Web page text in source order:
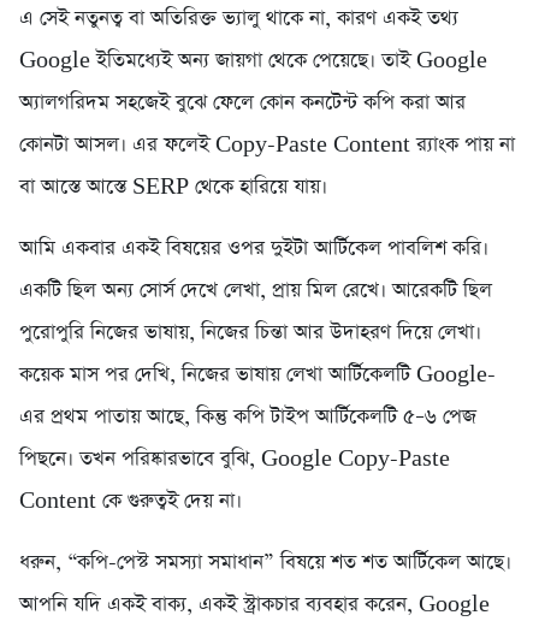
এ সেই নতুনত্ব বা অতিরিক্ত ভ্যালু থাকে না, কারণ একই তথ্য
Google ইতিমধ্যেই অন্য জায়গা থেকে পেয়েছে। তাই Google
অ্যালগরিদম সহজেই বুঝে ফেলে কোন কনটেন্ট কপি করা আর
কোনটা আসল। এর ফলেই Copy-Paste Content র‍্যাংক পায় না
বা আস্তে আস্তে SERP থেকে হারিয়ে যায়।
আমি একবার একই বিষয়ের ওপর দুইটা আর্টিকেল পাবলিশ করি।
একটি ছিল অন্য সোর্স দেখে লেখা, প্রায় মিল রেখে। আরেকটি ছিল
পুরোপুরি নিজের ভাষায়, নিজের চিন্তা আর উদাহরণ দিয়ে লেখা।
কয়েক মাস পর দেখি, নিজের ভাষায় লেখা আর্টিকেলটি Google-
এর প্রথম পাতায় আছে, কিন্তু কপি টাইপ আর্টিকেলটি ৫–৬ পেজ
পিছনে। তখন পরিষ্কারভাবে বুঝি, Google Copy-Paste
Content কে গুরুত্বই দেয় না।
ধরুন, “কপি-পেস্ট সমস্যা সমাধান” বিষয়ে শত শত আর্টিকেল আছে।
আপনি যদি একই বাক্য, একই স্ট্রাকচার ব্যবহার করেন, Google